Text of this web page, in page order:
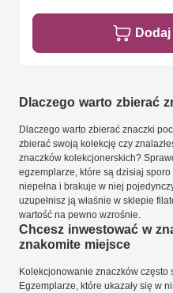
Dlaczego warto zbierać
Dlaczego warto zbierać znaczki
zbierać swoją kolekcję czy
znaczków kolekcjonerskich?
egzemplarze, które są dzisiaj
niepełna i brakuje w niej
uzupełnisz ją właśnie w sklepie
wartość na pewno wzrośnie.
Chcesz inwestować w
znakomite miejsce
Kolekcjonowanie znaczków
Egzemplarze, które ukazały się w